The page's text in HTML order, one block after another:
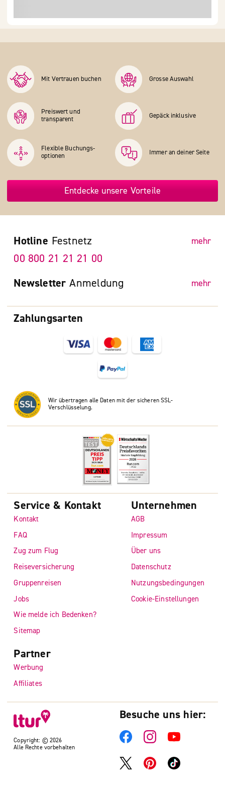
Mit Vertrauen buchen Grosse Auswahl
Preiswert und
transparent
Gepäck inklusive
Flexible Buchungs­
optionen
Immer an deiner Seite
Entdecke unsere Vorteile
Zahlungsarten
Wir übertragen alle Daten mit der sicheren SSL-
Verschlüsselung.
Hotline Festnetz mehr
00 800 21 21 21 00
Newsletter Anmeldung mehr
Copyright: © 2026
Alle Rechte vorbehalten
Service & Kontakt
Kontakt
FAQ
Zug zum Flug
Reiseversicherung
Gruppenreisen
Jobs
Wie melde ich Bedenken?
Sitemap
Unternehmen
AGB
Impressum
Über uns
Datenschutz
Nutzungsbedingungen
Cookie-Einstellungen
Partner
Werbung
Affiliates
Besuche uns hier: